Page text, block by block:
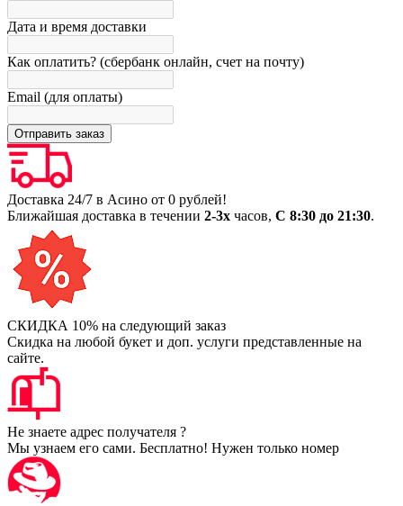
Дата и время доставки
Как оплатить? (сбербанк онлайн, счет на почту)
Email (для оплаты)
Доставка 24/7 в Асино от 0 рублей!
Ближайшая доставка в течении 2-3х часов, С 8:30 до 21:30.
СКИДКА 10% на следующий заказ
Скидка на любой букет и доп. услуги представленные на
сайте.
Не знаете адрес получателя ?
Мы узнаем его сами. Бесплатно! Нужен только номер